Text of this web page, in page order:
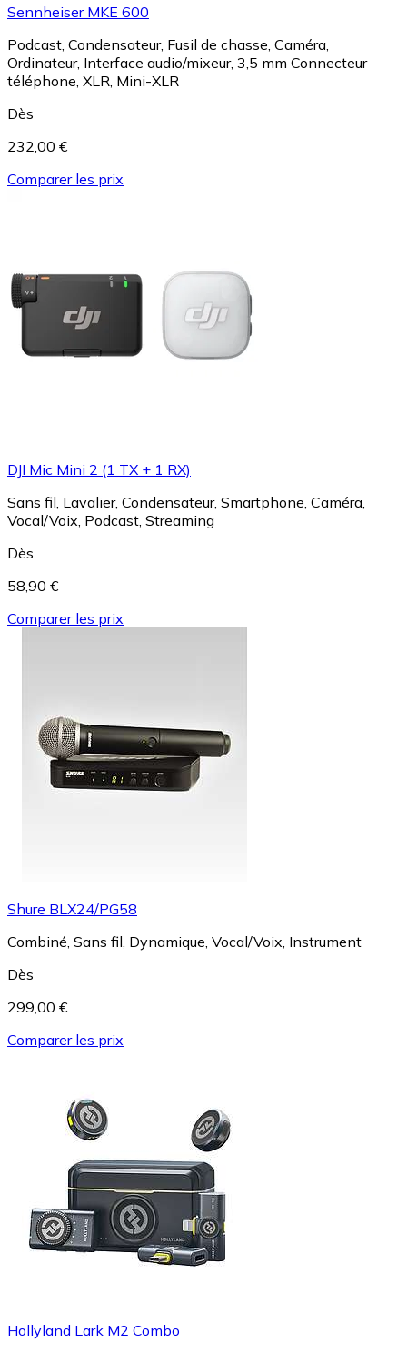
Sennheiser MKE 600
Podcast, Condensateur, Fusil de chasse, Caméra,
Ordinateur, Interface audio/mixeur, 3,5 mm Connecteur
téléphone, XLR, Mini-XLR
Dès
232,00 €
Comparer les prix
DJI Mic Mini 2 (1 TX + 1 RX)
Sans fil, Lavalier, Condensateur, Smartphone, Caméra,
Vocal/Voix, Podcast, Streaming
Dès
58,90 €
Comparer les prix
Shure BLX24/PG58
Combiné, Sans fil, Dynamique, Vocal/Voix, Instrument
Dès
299,00 €
Comparer les prix
Hollyland Lark M2 Combo